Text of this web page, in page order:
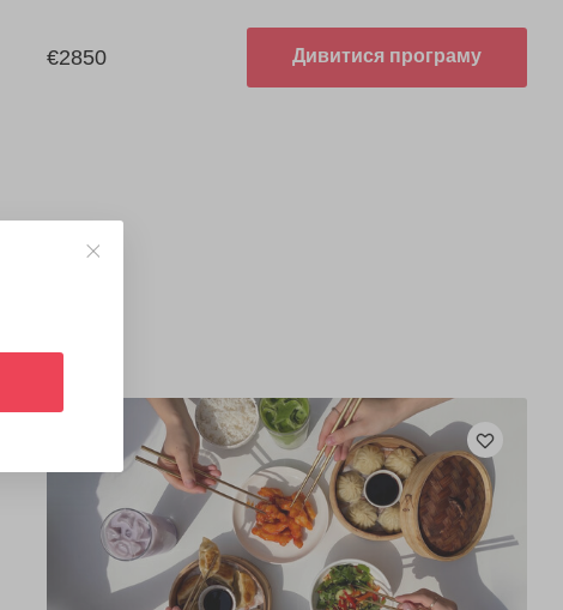
€2850 Дивитися програму